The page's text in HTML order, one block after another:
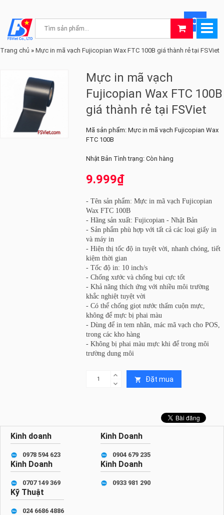
Trang chủ » Mực in mã vạch Fujicopian Wax FTC 100B giá thành rẻ tại FSViet
Mực in mã vạch
Fujicopian Wax FTC 100B
giá thành rẻ tại FSViet
Mã sản phẩm: Mực in mã vạch Fujicopian Wax
FTC 100B
Nhật Bản Tình trạng: Còn hàng
9.999₫
- Tên sản phẩm: Mực in mã vạch Fujicopian
Wax FTC 100B
- Hãng sản xuất: Fujicopian - Nhật Bản
- Sản phẩm phù hợp với tất cả các loại giấy in
và máy in
- Hiện thị tốc độ in tuyệt vời, nhanh chóng, tiết
kiệm thời gian
- Tốc độ in: 10 inch/s
- Chống xước và chống bụi cực tốt
- Khả năng thích ứng với nhiều môi trường
khắc nghiệt tuyệt vời
- Có thể chống giọt nước thấm cuộn mực,
không để mực bị phai màu
- Dùng để in tem nhãn, mác mã vạch cho POS,
trong các kho hàng
- Không bị phai màu mực khi để trong môi
trường dung môi
 Đặt mua
Kinh doanh
0978 594 623
Kinh Doanh
0904 679 235
Kinh Doanh
0707 149 369
Kinh Doanh
0933 981 290
Kỹ Thuật
024 6686 4886